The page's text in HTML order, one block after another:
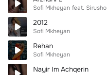
Sofi Mkheyan feat. Sirusho
2012
Sofi Mkheyan
Rehan
Sofi Mkheyan
Nayir Im Achqerin